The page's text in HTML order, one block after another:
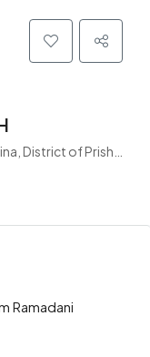
10000, Kosovo
Ramadani